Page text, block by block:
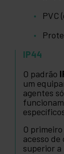
PVC
IP44
O padrão
um
agentes
O
acesso
superior a